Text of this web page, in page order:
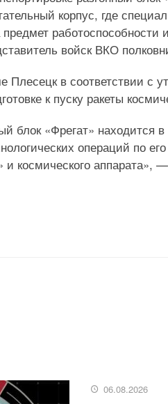
корпус, где
войск ВКО
Плесецк в соответствии с
к пуску ракеты
блок «Фрегат» находится
операций по
космического аппарата»,
06.08.2026